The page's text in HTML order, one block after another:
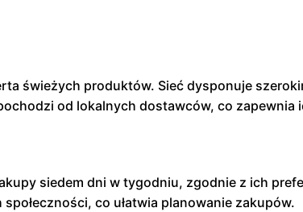
świeżych produktów. Sieć dysponuje
od lokalnych dostawców, co zapewnia
siedem dni w tygodniu, zgodnie z ich
co ułatwia planowanie zakupów.